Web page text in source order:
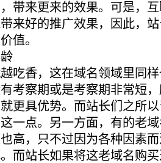
带来更来的效果。可是，
来好的推广效果，因此，
值。
香，这在域名领域里同样
考察期或是考察期非常短
更具优势。而站长们之所
一点。另一方面，有的老
高，只不过因为各种因素
而站长如果将这老域名购